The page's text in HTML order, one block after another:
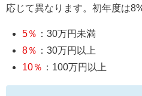
応じて異なります。初年度は
5％ ：30万円未満
8％ ：30万円以上
10％ ：100万円以上